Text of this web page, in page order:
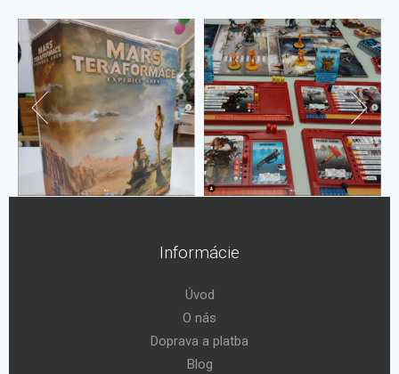
Informácie
Úvod
O nás
Doprava a platba
Blog